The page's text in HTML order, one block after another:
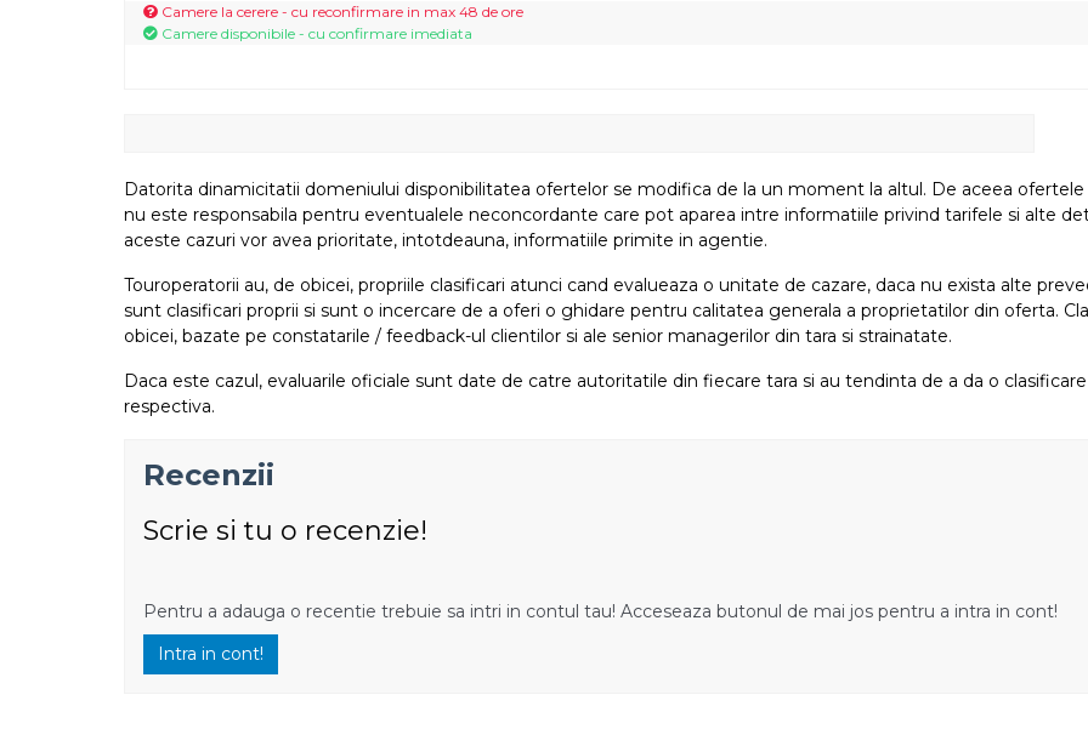
Camere la cerere - cu reconfirmare in max 48 de ore
Camere disponibile - cu confirmare imediata
Datorita dinamicitatii domeniului disponibilitatea ofertelor se modifica de la un moment la altul. De aceea
nu este responsabila pentru eventualele neconcordante care pot aparea intre informatiile privind tarifele si alte
aceste cazuri vor avea prioritate, intotdeauna, informatiile primite in agentie.
Touroperatorii au, de obicei, propriile clasificari atunci cand evalueaza o unitate de cazare, daca nu exista alte
sunt clasificari proprii si sunt o incercare de a oferi o ghidare pentru calitatea generala a proprietatilor din oferta.
obicei, bazate pe constatarile / feedback-ul clientilor si ale senior managerilor din tara si strainatate.
Daca este cazul, evaluarile oficiale sunt date de catre autoritatile din fiecare tara si au tendinta de a da o
respectiva.
Recenzii
Scrie si tu o recenzie!
Pentru a adauga o recentie trebuie sa intri in contul tau! Acceseaza butonul de mai jos pentru a intra in cont!
Intra in cont!